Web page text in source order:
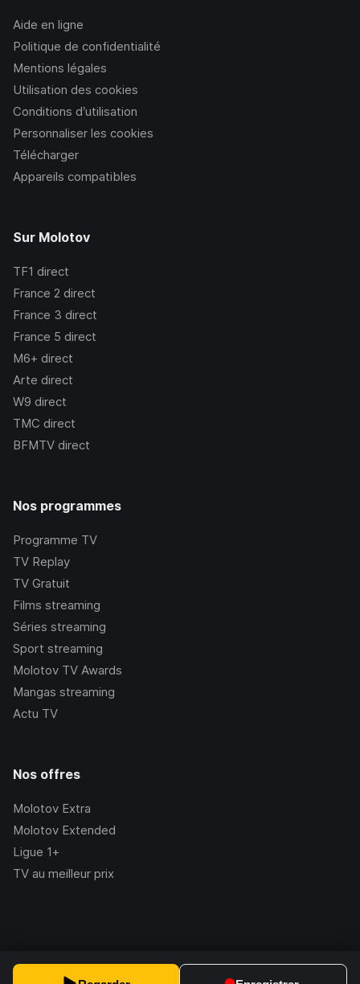
Aide en ligne
Politique de confidentialité
Mentions légales
Utilisation des cookies
Conditions d’utilisation
Personnaliser les cookies
Télécharger
Appareils compatibles
Sur Molotov
TF1 direct
France 2 direct
France 3 direct
France 5 direct
M6+ direct
Arte direct
W9 direct
TMC direct
BFMTV direct
Nos programmes
Programme TV
TV Replay
TV Gratuit
Films streaming
Séries streaming
Sport streaming
Molotov TV Awards
Mangas streaming
Actu TV
Nos offres
Molotov Extra
Molotov Extended
Ligue 1+
TV au meilleur prix
2.228.1